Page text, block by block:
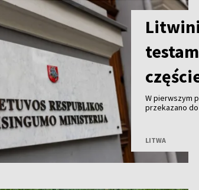
W pierwszym
przekazano
LITWA